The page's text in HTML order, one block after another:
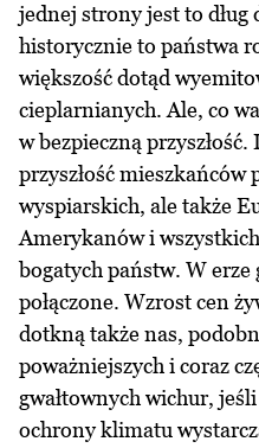
jednej strony jest to dług
historycznie to państwa
większość dotąd
cieplarnianych. Ale, co
w bezpieczną
przyszłość
wyspiarskich, ale także
Amerykanów i
bogatych państw. W
połączone. Wzrost cen
dotkną także nas,
poważniejszych i coraz
gwałtownych wichur,
ochrony klimatu